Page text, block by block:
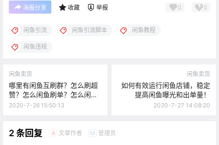
海报分享 收藏 举报 0 0
闲鱼引流 闲鱼引流脚本 闲鱼教程
闲鱼违规
闲鱼卖货
哪里有闲鱼互刷群？怎么刷超
赞？怎么闲鱼刷单？怎么闲鱼
刷评价？闲鱼刷想要？刷粉
2020-7-26 15:50:13
闲鱼卖货
如何有效运行闲鱼店铺，稳定
提高闲鱼曝光和出单量！
2020-7-27 14:08:20
2 条回复 A 文章作者 M 管理员